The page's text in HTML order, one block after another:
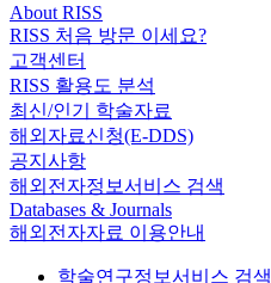
About RISS
RISS 처음 방문 이세요?
고객센터
RISS 활용도 분석
최신/인기 학술자료
해외자료신청(E-DDS)
공지사항
해외전자정보서비스 검색
Databases & Journals
해외전자자료 이용안내
학술연구정보서비스 검색